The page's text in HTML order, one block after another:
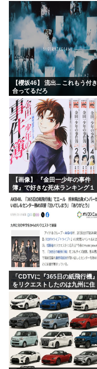
【櫻坂46】 流出... これもう付き
合ってるだろ
【画像】 『金田一少年の事件
簿』で好きな死体ランキング１
位がこちら！
「CDTVに『365日の紙飛行機』
をリクエストしたのは九州に住
む中学生」←この事実って結構
デカいよな【AKB48】